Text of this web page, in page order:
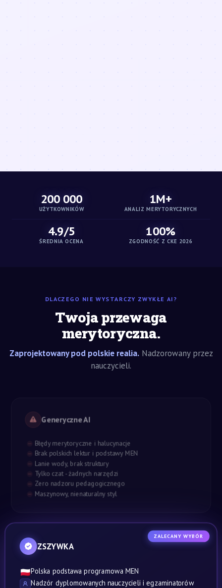
200 000
UŻYTKOWNIKÓW
1M+
ANALIZ MERYTORYCZNYCH
4.9/5
ŚREDNIA OCENA
100%
ZGODNOŚĆ Z CKE 2026
DLACZEGO NIE WYSTARCZY ZWYKŁE AI?
Twoja przewaga
merytoryczna.
Zaprojektowany pod polskie realia.Nadzorowany przez
nauczycieli.
Generyczne AI
Błędy merytoryczne i halucynacje
Brak polskich lektur i podstawy MEN
Lanie wody, brak struktury
Tylko czat - żadnych narzędzi
Zero nadzoru pedagogicznego
Maszynowy, nienaturalny styl
ZALECANY WYBÓR
ZSZYWKA
🇵🇱Polska podstawa programowa MEN
Nadzór dyplomowanych nauczycieli i egzaminatorów